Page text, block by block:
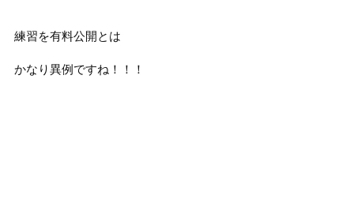
練習を有料公開とは
かなり異例ですね！！！